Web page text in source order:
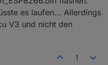
Wemos pin D4).
es laufen... Allerdings
V3 und nicht den
1